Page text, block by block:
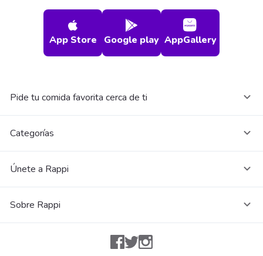
App Store Google play AppGallery
Pide tu comida favorita cerca de ti
Categorías
Únete a Rappi
Sobre Rappi
Facebook
TwitterInstagram